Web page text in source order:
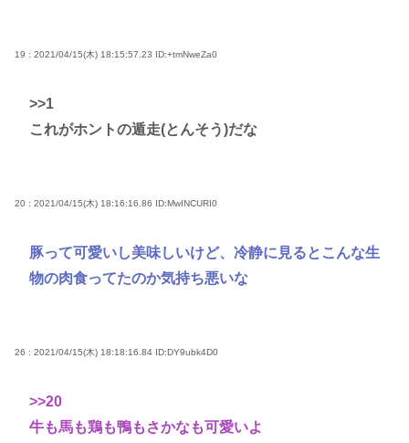
19 : 2021/04/15(木) 18:15:57.23 ID:+tmNweZa0
>>1
これがホントの遁走(とんそう)だな
20 : 2021/04/15(木) 18:16:16.86 ID:MwINCURI0
豚って可愛いし美味しいけど、冷静に見るとこんな生
物の肉食ってたのか気持ち悪いな
26 : 2021/04/15(木) 18:18:16.84 ID:DY9ubk4D0
>>20
牛も馬も鶏も鴨もさかなも可愛いよ